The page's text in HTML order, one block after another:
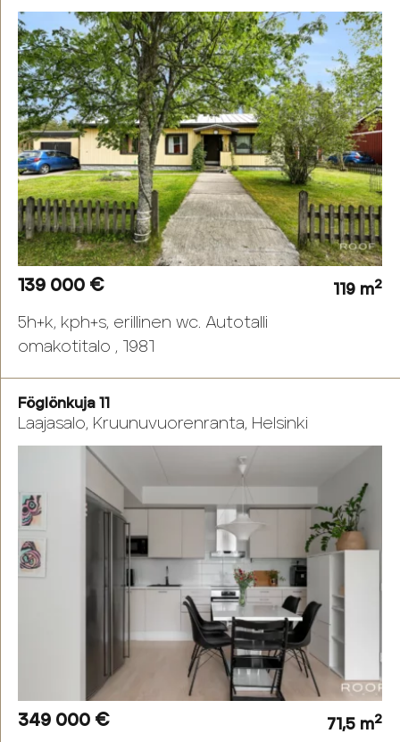
139 000 € 119 m2
5h+k, kph+s, erillinen wc. Autotalli
omakotitalo , 1981
Föglönkuja 11
Laajasalo, Kruunuvuorenranta, Helsinki
349 000 € 71,5 m2